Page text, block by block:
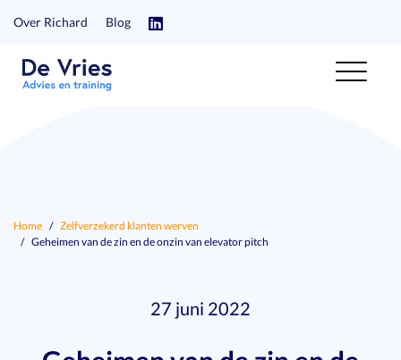
Over Richard Blog
Home
Zelfverzekerd klanten werven
Geheimen van de zin en de onzin van elevator pitch
27 juni 2022